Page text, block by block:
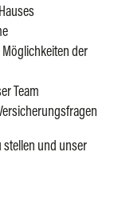
der
Team
stellen und unser